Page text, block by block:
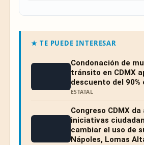
★ TE PUEDE INTERESAR
Condonación de
tránsito en CDMX
descuento del 90%
ESTATAL
Congreso CDMX
iniciativas
cambiar el uso de
Nápoles, Lomas